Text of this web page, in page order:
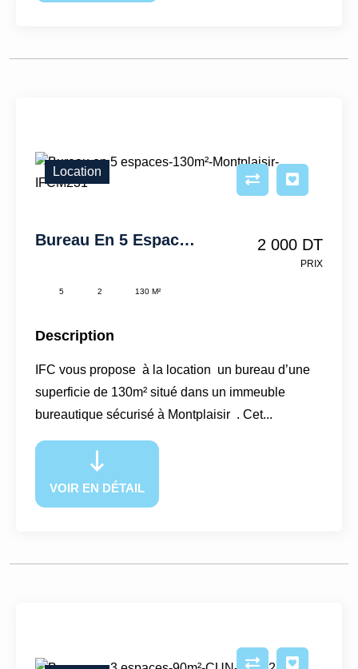
Location
Bureau En 5 Espaces-130m²-Montplaisir-IFCM231 2 000 DT
PRIX
5 2 130 M²
Description
IFC vous propose à la location un bureau d’une
superficie de 130m² situé dans un immeuble
bureautique sécurisé à Montplaisir . Cet...
VOIR EN DÉTAIL